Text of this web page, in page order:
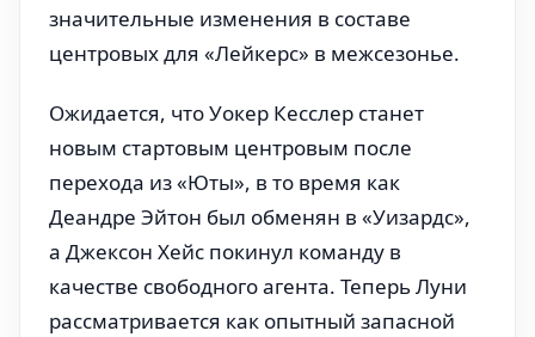
значительные изменения в составе
центровых для «Лейкерс» в межсезонье.
Ожидается, что Уокер Кесслер станет
новым стартовым центровым после
перехода из «Юты», в то время как
Деандре Эйтон был обменян в «Уизардс»,
а Джексон Хейс покинул команду в
качестве свободного агента. Теперь Луни
рассматривается как опытный запасной